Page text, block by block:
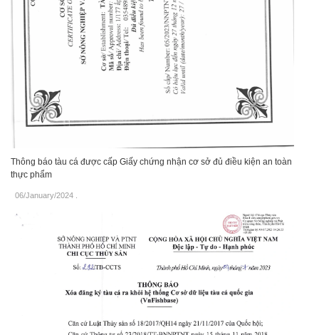
Thông báo tàu cá được cấp Giấy chứng nhận cơ sở đủ điều kiện an toàn
thực phẩm
06/January/2024